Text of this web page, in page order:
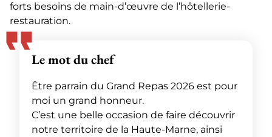
forts besoins de main-d’œuvre de l’hôtellerie-
restauration.
Le mot du chef
Être parrain du Grand Repas 2026 est pour
moi un grand honneur.
C’est une belle occasion de faire découvrir
notre territoire de la Haute-Marne, ainsi